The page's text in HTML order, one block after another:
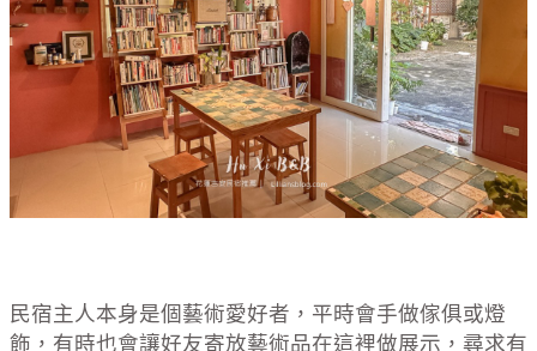
民宿主人本身是個藝術愛好者，平時會手做傢俱或燈
飾，有時也會讓好友寄放藝術品在這裡做展示，尋求有